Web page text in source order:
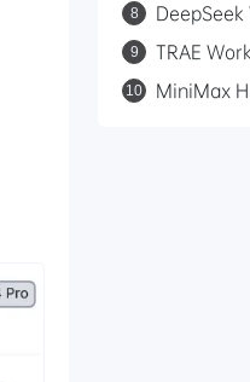
8
DeepSeek
Claude
9
TRAE
10
MiniMax